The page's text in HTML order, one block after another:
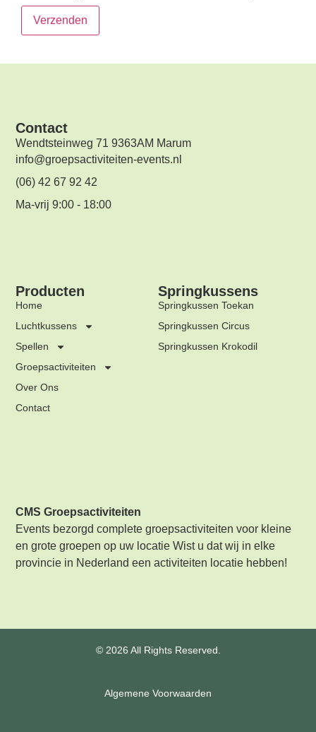
CMS Groepsactiviteiten
Events bezorgd complete groepsactiviteiten voor kleine
en grote groepen op uw locatie Wist u dat wij in elke
provincie in Nederland een activiteiten locatie hebben!
Springkussens
Springkussen Toekan
Springkussen Circus
Springkussen Krokodil
Producten
Home
Luchtkussens
Spellen
Groepsactiviteiten
Over Ons
Contact
Contact
Wendtsteinweg 71 9363AM Marum
info@groepsactiviteiten-events.nl
(06) 42 67 92 42
Ma-vrij 9:00 - 18:00
© 2026 All Rights Reserved.
Algemene Voorwaarden